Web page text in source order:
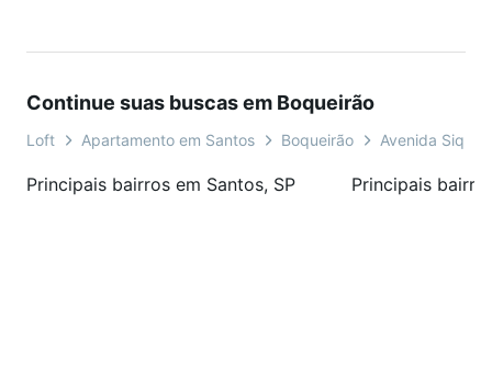
no mercado imobiliário pela alta valorização, sendo ideal
perto do litoral.
Continue suas buscas em Boqueirão
Loft Apartamento em Santos Boqueirão Avenida
Principais bairros em Santos, SP Principais